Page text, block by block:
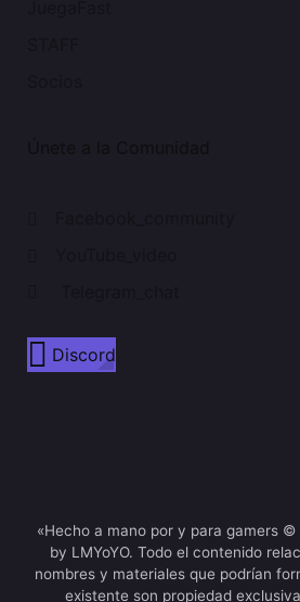
Discord
«Hecho a mano por y para gamers
by LMYoYO. Todo el contenido
nombres y materiales que podrían
existente son propiedad